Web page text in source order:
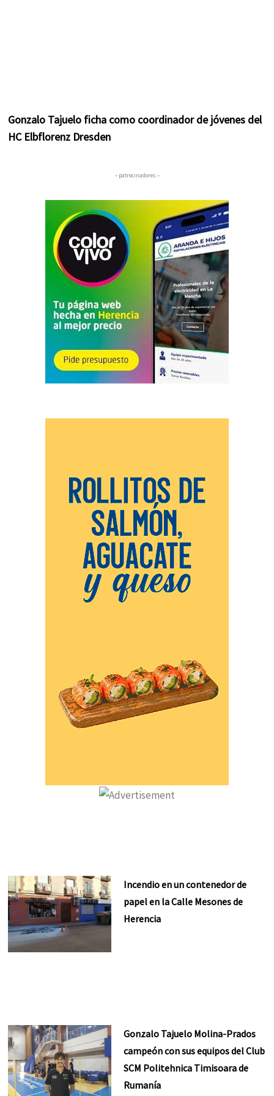
Gonzalo Tajuelo ficha como coordinador de jóvenes del
HC Elbflorenz Dresden
– patrocinadores –
Incendio en un contenedor de
papel en la Calle Mesones de
Herencia
Gonzalo Tajuelo Molina-Prados
campeón con sus equipos del Club
SCM Politehnica Timisoara de
Rumanía